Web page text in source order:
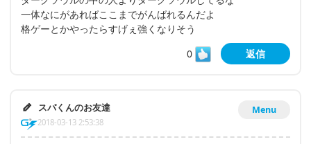
一体なにがあればここまでがんばれるんだよ
格ゲーとかやったらすげぇ強くなりそう
0
返信
Menu
スパくんのお友達
2018-03-13 2:53:38